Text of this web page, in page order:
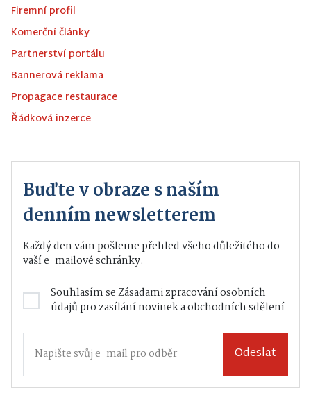
Firemní profil
Komerční články
Partnerství portálu
Bannerová reklama
Propagace restaurace
Řádková inzerce
Buďte v obraze s naším
denním newsletterem
Každý den vám pošleme přehled všeho důležitého do
vaší e-mailové schránky.
Souhlasím seZásadami zpracování osobních
údajůpro zasílání novinek a obchodních sdělení
Odeslat